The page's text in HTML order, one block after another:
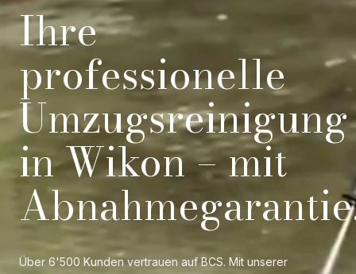
Ihre
professionelle
Umzugsreinigung
in Wikon – mit
Über 6'500 Kunden vertrauen auf BCS. Mit unserer